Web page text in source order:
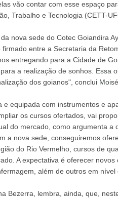
vão contar com esse espaço
Trabalho e Tecnologia (CETT-
nova sede do Cotec Goiandira
entre a Secretaria da
entregando para a Cidade de
a realização de sonhos. Essa
dos goianos", conclui
e equipada com instrumentos e
os cursos ofertados, vai
do mercado, como argumenta a
a nova sede, conseguiremos
do Rio Vermelho, cursos de
A expectativa é oferecer
além de outros em nível
Bezerra, lembra, ainda, que,